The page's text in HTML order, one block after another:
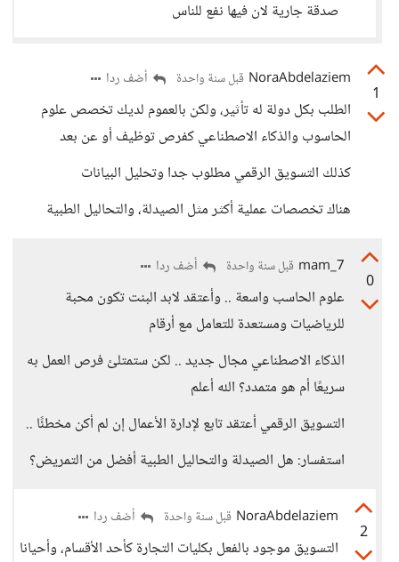
صدقة جارية لان فيها نفع للناس
1
NoraAbdelaziem قبل سنة واحدة أضف ردا
الطلب بكل دولة له تأثير، ولكن بالعموم لديك تخصص علوم
الحاسوب والذكاء الاصطناعي كفرص توظيف أو عن بعد
كذلك التسويق الرقمي مطلوب جدا وتحليل البيانات
هناك تخصصات عملية أكثر مثل الصيدلة، والتحاليل الطبية
0
mam_7 قبل سنة واحدة أضف ردا
علوم الحاسب واسعة .. وأعتقد لابد البنت تكون محبة
للرياضيات ومستعدة للتعامل مع أرقام
الذكاء الاصطناعي مجال جديد .. لكن ستمتلئ فرص العمل به
سريعًا أم هو متمدد؟ الله أعلم
التسويق الرقمي أعتقد تابع لإدارة الأعمال إن لم أكن مخطئًا ..
استفسار: هل الصيدلة والتحاليل الطبية أفضل من التمريض؟
2
NoraAbdelaziem قبل سنة واحدة أضف ردا
التسويق موجود بالفعل بكليات التجارة كأحد الأقسام، وأحيانا